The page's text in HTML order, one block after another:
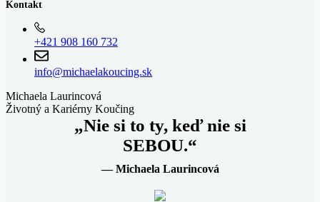
Kontakt
+421 908 160 732
info@michaelakoucing.sk
Michaela Laurincová
Životný a Kariérny Koučing
„Nie si to ty, keď nie si
SEBOU.“
— Michaela Laurincová